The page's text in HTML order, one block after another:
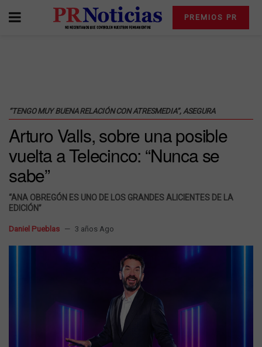
PREMIOS PR
“TENGO MUY BUENA RELACIÓN CON ATRESMEDIA”, ASEGURA
Arturo Valls, sobre una posible
vuelta a Telecinco: “Nunca se
sabe”
“ANA OBREGÓN ES UNO DE LOS GRANDES ALICIENTES DE LA
EDICIÓN”
Daniel Pueblas 3 años Ago